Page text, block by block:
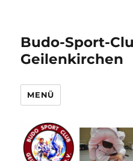
Budo-Sport-
Geilenkirchen
MENÜ